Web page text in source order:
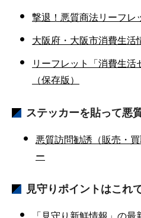
撃退！悪質商法リーフレ
大阪府・大阪市消費生活
リーフレット「消費生活
（保存版）
ステッカーを貼って悪
悪質訪問勧誘（販売・
ー
見守りポイントはこれ
「見守り新鮮情報」の